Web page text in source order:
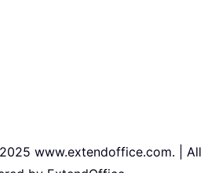
www.extendoffice.com. | All